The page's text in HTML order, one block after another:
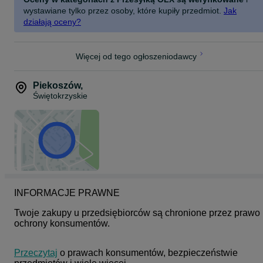
Wgrane melodyjki,
Przycisk syreny strażackiej,
Włącznik z Odgłosami Silnika,
Otwierane Drzwi
Blokada,
Siedzenie
Plastik + pasy bezpieczeństwa,
Dodatkowe wyposażenie
Gaśnica na wodę,
Kask strażacki,
Sikawka wraz z zbiornikami zakładanymi na plecy,
wystawiane tylko przez osoby, które kupiły przedmiot. Jak
działają oceny?
Więcej od tego ogłoszeniodawcy
Piekoszów,
Świętokrzyskie
INFORMACJE PRAWNE
Twoje zakupy u przedsiębiorców są chronione przez prawo
ochrony konsumentów.
Przeczytaj o prawach konsumentów, bezpieczeństwie